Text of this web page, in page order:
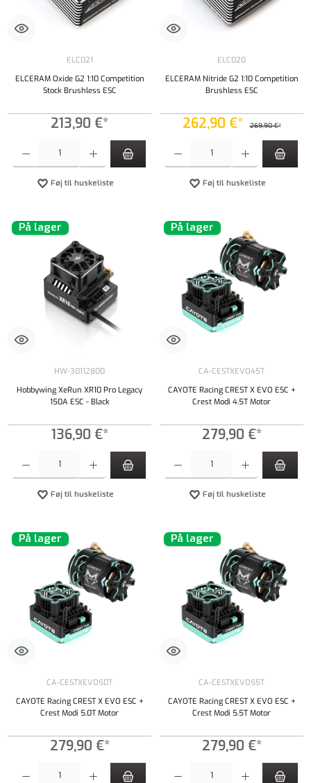
ELC021
ELCERAM Oxide G2 1:10 Competition
Stock Brushless ESC
213,90 €*
Føj til huskeliste
ELC020
ELCERAM Nitride G2 1:10 Competition
Brushless ESC
262,90 €* 269,90 €*
Føj til huskeliste
På lager
HW-30112800
Hobbywing XeRun XR10 Pro Legacy
150A ESC - Black
136,90 €*
Føj til huskeliste
På lager
CA-CESTXEVO45T
CAYOTE Racing CREST X EVO ESC +
Crest Modi 4.5T Motor
279,90 €*
Føj til huskeliste
På lager
CA-CESTXEVO50T
CAYOTE Racing CREST X EVO ESC +
Crest Modi 5.0T Motor
279,90 €*
På lager
CA-CESTXEVO55T
CAYOTE Racing CREST X EVO ESC +
Crest Modi 5.5T Motor
279,90 €*